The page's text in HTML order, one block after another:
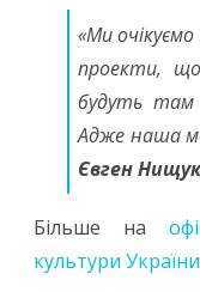
«Ми
проекти,
будуть там
Адже наша
Євген Нищук
Більше на
культури